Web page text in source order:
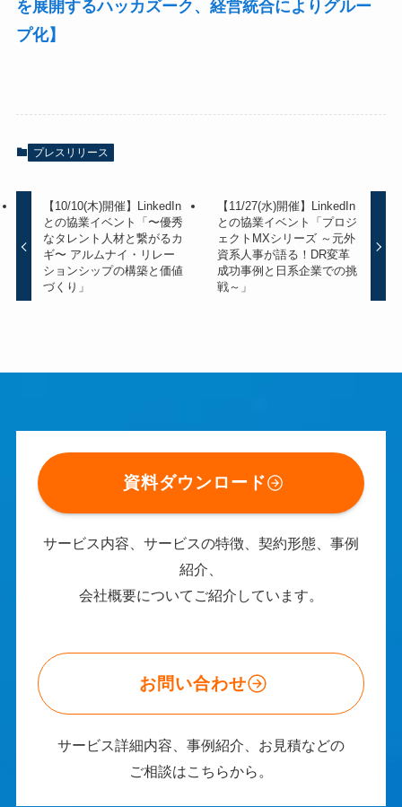
を展開するハッカズーク、経営統合によりグルー
プ化】
プレスリリース
【10/10(木)開催】LinkedIn
との協業イベント「〜優秀
なタレント人材と繋がるカ
ギ〜 アルムナイ・リレー
ションシップの構築と価値
づくり」
【11/27(水)開催】LinkedIn
との協業イベント「プロジ
ェクトMXシリーズ ～元外
資系人事が語る！DR変革
成功事例と日系企業での挑
戦～」
資料ダウンロード
サービス内容、サービスの特徴、契約形態、事例
紹介、
会社概要についてご紹介しています。
お問い合わせ
サービス詳細内容、事例紹介、お見積などの
ご相談はこちらから。